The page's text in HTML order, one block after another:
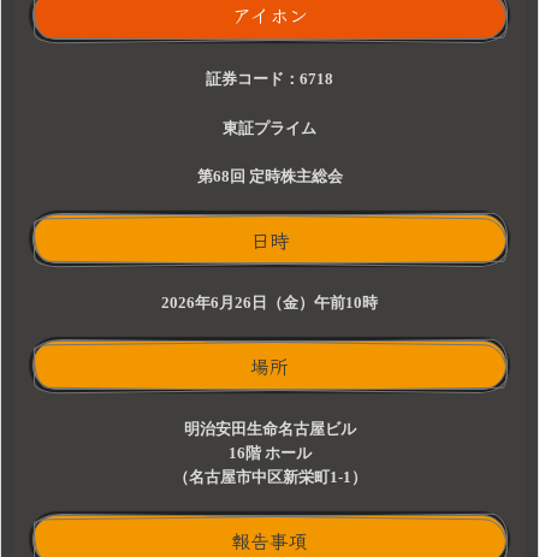
アイホン
証券コード：6718
東証プライム
第68回 定時株主総会
日時
2026年6月26日（金）午前10時
場所
明治安田生命名古屋ビル
16階 ホール
（名古屋市中区新栄町1-1）
報告事項